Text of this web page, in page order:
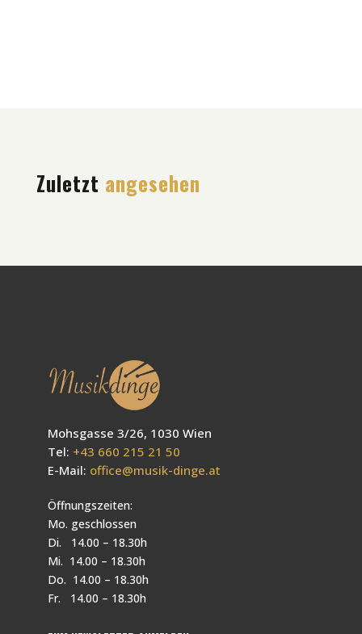
Zuletzt angesehen
Mohsgasse 3/26, 1030 Wien
Tel: +43 660 215 21 50
E-Mail: office@musik-dinge.at
Öffnungszeiten:
Mo. geschlossen
Di. 14.00 – 18.30h
Mi. 14.00 – 18.30h
Do. 14.00 – 18.30h
Fr. 14.00 – 18.30h